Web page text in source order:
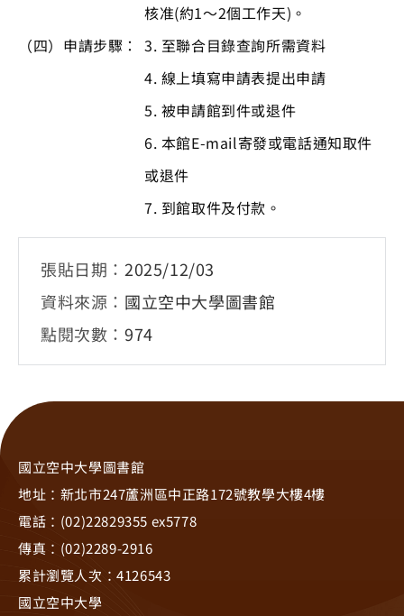
（四） 申請步驟：
核准(約1～2個工作天)。
3. 至聯合目錄查詢所需資料
4. 線上填寫申請表提出申請
5. 被申請館到件或退件
6. 本館E-mail寄發或電話通知取件
或退件
7. 到館取件及付款。
張貼日期： 2025/12/03
資料來源： 國立空中大學圖書館
點閱次數： 974
國立空中大學圖書館
地址：新北市247蘆洲區中正路172號教學大樓4樓
電話：(02)22829355 ex5778
傳真：(02)2289-2916
累計瀏覽人次：4126543
國立空中大學